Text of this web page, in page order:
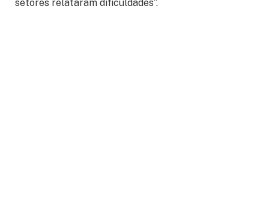
setores relataram dificuldades”.